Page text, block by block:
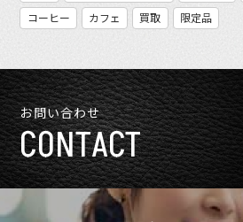
コーヒー
カフェ 買取 限定品
お問い合わせ
CONTACT